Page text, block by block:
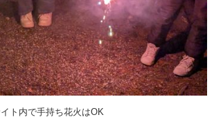
ト内で手持ち花火はOK